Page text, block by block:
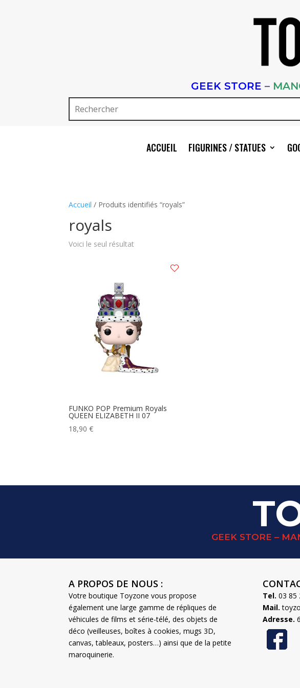
GEEK STORE –
ACCUEIL FIGURINES / STATUES
Accueil / Produits identifiés “royals”
royals
Voici le seul résultat
FUNKO POP Premium Royals
QUEEN ELIZABETH II 07
18,90€
GEEK STORE –
A PROPOS DE NOUS :
Votre boutique Toyzone vous propose
également une large gamme de répliques de
véhicules de films et série-télé, des objets de
déco (veilleuses, boîtes à cookies, mugs 3D,
canvas, tableaux, posters…) ainsi que de la petite
maroquinerie.
Tel. 03 85
Mail.
Adresse.